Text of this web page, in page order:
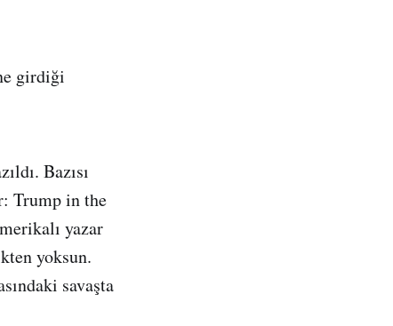
girdiği
Bazısı
Trump in the
yazar
yoksun.
savaşta